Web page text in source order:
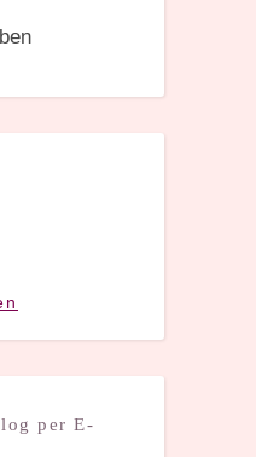
per E-